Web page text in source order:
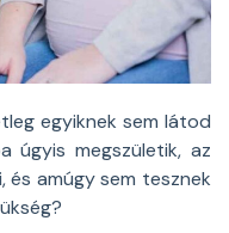
egyiknek sem látod
úgyis megszületik, az
és amúgy sem tesznek